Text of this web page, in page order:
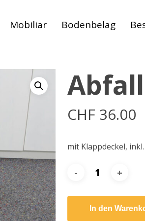
abbrechen
Mobiliar Bodenbelag
CHF 36.00
mit Klappdeckel,
In den